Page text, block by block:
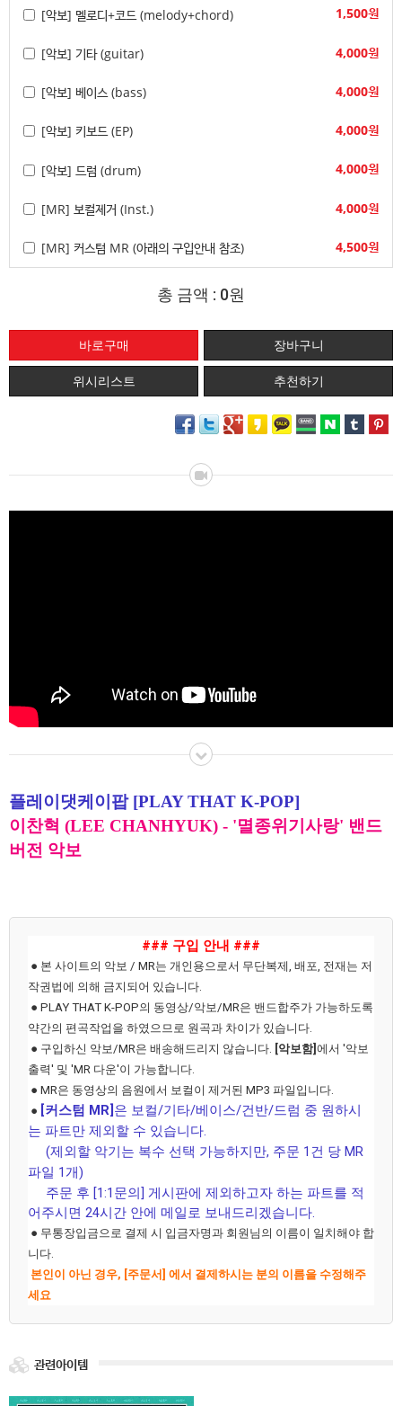
1,500원
[악보] 멜로디+코드 (melody+chord)
4,000원
[악보] 기타 (guitar)
4,000원
[악보] 베이스 (bass)
4,000원
[악보] 키보드 (EP)
4,000원
[악보] 드럼 (drum)
4,000원
[MR] 보컬제거 (Inst.)
4,500원
[MR] 커스텀 MR (아래의 구입안내 참조)
총 금액 : 0원
위시리스트 추천하기
플레이댓케이팝 [PLAY THAT K-POP]
이찬혁 (LEE CHANHYUK) - '멸종위기사랑' 밴드
버전 악보
### 구입 안내 ###
● 본 사이트의 악보 / MR는 개인용으로서 무단복제, 배포, 전재는 저
작권법에 의해 금지되어 있습니다.
● PLAY THAT K-POP의 동영상/악보/MR은 밴드합주가 가능하도록
약간의 편곡작업을 하였으므로 원곡과 차이가 있습니다.
● 구입하신 악보/MR은 배송해드리지 않습니다. [악보함] 에서 '악보
출력' 및 'MR 다운'이 가능합니다.
● MR은 동영상의 음원에서 보컬이 제거된 MP3 파일입니다.
● [커스텀 MR] 은 보컬/기타/베이스/건반/드럼 중 원하시
는 파트만 제외할 수 있습니다.
(제외할 악기는 복수 선택 가능하지만, 주문 1건 당 MR
파일 1개)
주문 후 [1:1문의] 게시판에 제외하고자 하는 파트를 적
어주시면 24시간 안에 메일로 보내드리겠습니다.
● 무통장입금으로 결제 시 입금자명과 회원님의 이름이 일치해야 합
니다.
본인이 아닌 경우, [주문서] 에서 결제하시는 분의 이름을 수정해주
세요
관련아이템